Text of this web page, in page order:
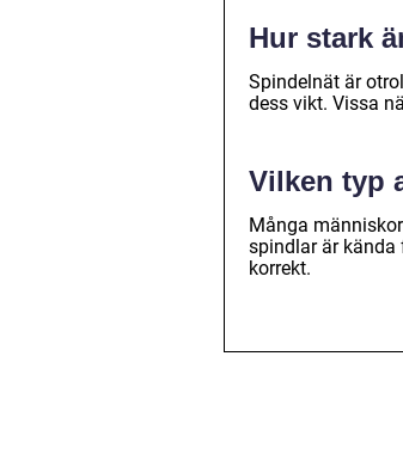
Hur stark
Spindelnät är
dess vikt. Vissa
Vilken typ
Många
spindlar är kända
korrekt.